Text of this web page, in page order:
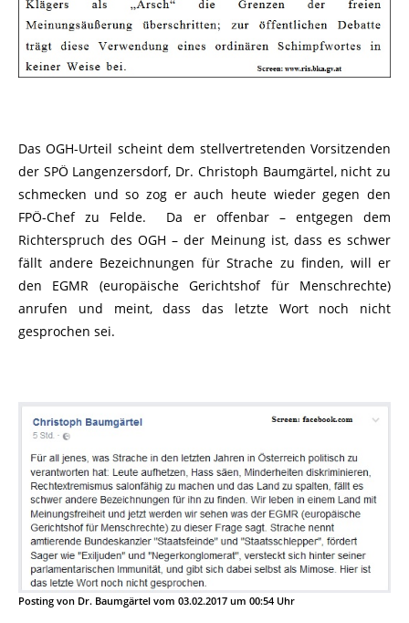
Das OGH-Urteil scheint dem stellvertretenden Vorsitzenden
der SPÖ Langenzersdorf, Dr. Christoph Baumgärtel, nicht zu
schmecken und so zog er auch heute wieder gegen den
FPÖ-Chef zu Felde. Da er offenbar – entgegen dem
Richterspruch des OGH – der Meinung ist, dass es schwer
fällt andere Bezeichnungen für Strache zu finden, will er
den EGMR (europäische Gerichtshof für Menschrechte)
anrufen und meint, dass das letzte Wort noch nicht
gesprochen sei.
Posting von Dr. Baumgärtel vom 03.02.2017 um 00:54 Uhr